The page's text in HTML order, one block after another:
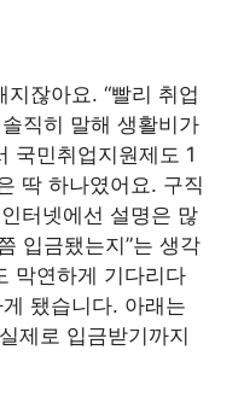
잖아요. “빨리 취업
직히 말해 생활비가
국민취업지원제도 1
딱 하나였어요. 구직
인터넷에선 설명은 많
입금됐는지”는 생각
막연하게 기다리다
됐습니다. 아래는
제로 입금받기까지